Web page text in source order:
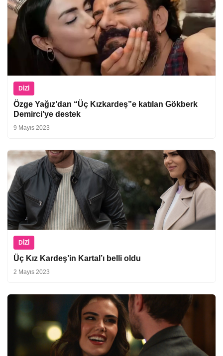
DIZI
Özge Yağız’dan “Üç Kızkardeş”e katılan Gökberk
Demirci’ye destek
9 Mayıs 2023
DIZI
Üç Kız Kardeş’in Kartal’ı belli oldu
2 Mayıs 2023